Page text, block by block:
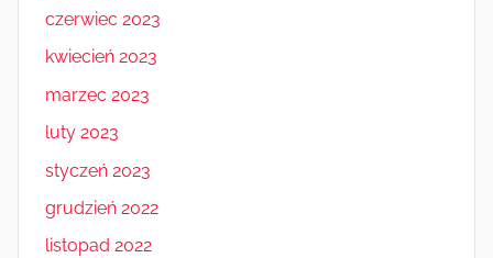
czerwiec 2023
kwiecień 2023
marzec 2023
luty 2023
styczeń 2023
grudzień 2022
listopad 2022